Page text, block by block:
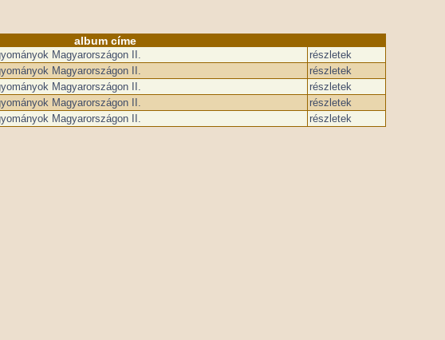
album címe
Magyarországon II.
részletek
Magyarországon II.
részletek
Magyarországon II.
részletek
Magyarországon II.
részletek
Magyarországon II. részletek